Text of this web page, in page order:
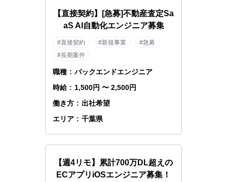
【直接契約】[急募]不動産査定Sa
aS AI自動化エンジニア募集
#直接契約 #新規事業
#急募
#長期案件
職種 : バックエンドエンジニア
時給 : 1,500円 〜 2,500円
働き方 : 出社希望
エリア : 千葉県
【週4リモ】累計700万DL超えの
ECアプリiOSエンジニア募集！